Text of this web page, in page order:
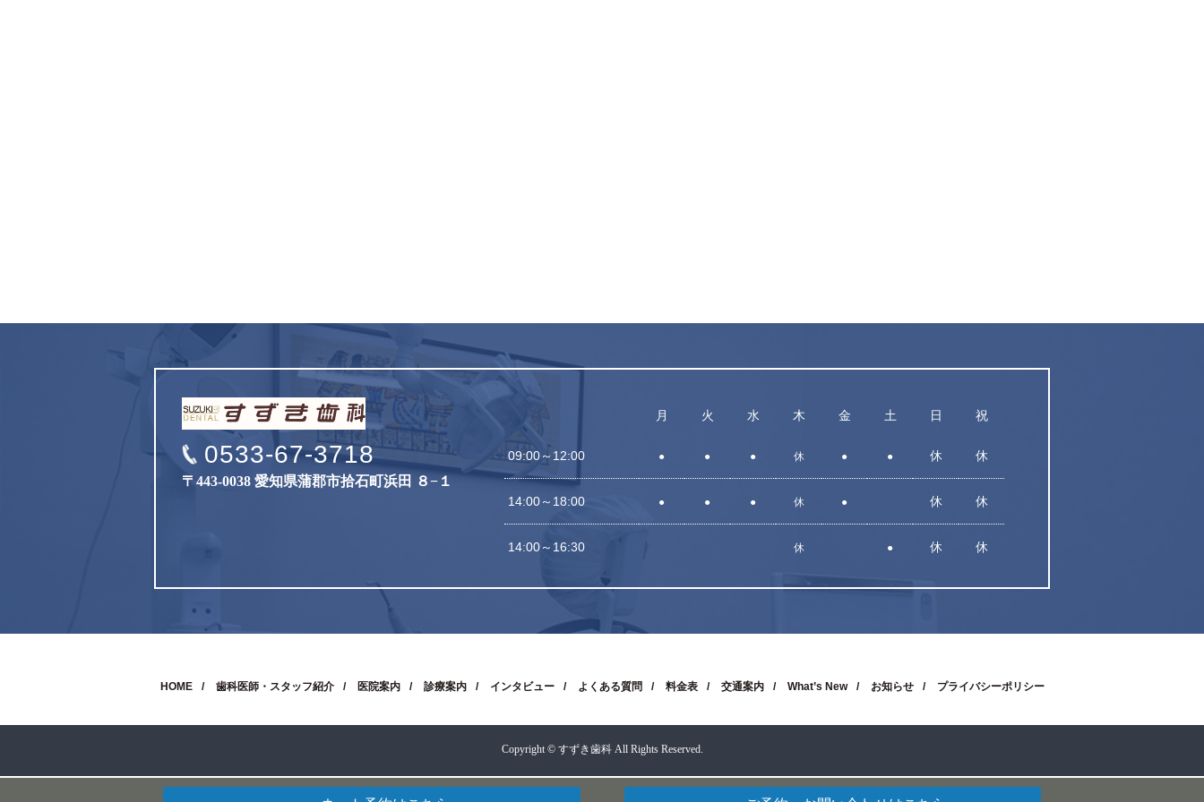
0533-67-3718
〒443-0038 愛知県蒲郡市拾石町浜田 ８−１
月 火 水 木 金 土 日 祝
09:00～12:00 ● ● ● 休 ● ● 休 休
14:00～18:00 ● ● ● 休 ● 休 休
14:00～16:30 休 ● 休 休
HOME 歯科医師・スタッフ紹介 医院案内 診療案内 インタビュー よくある質問 料金表 交通案内 What’s New お知らせ プライバシーポリシー
Copyright © すずき歯科 All Rights Reserved.